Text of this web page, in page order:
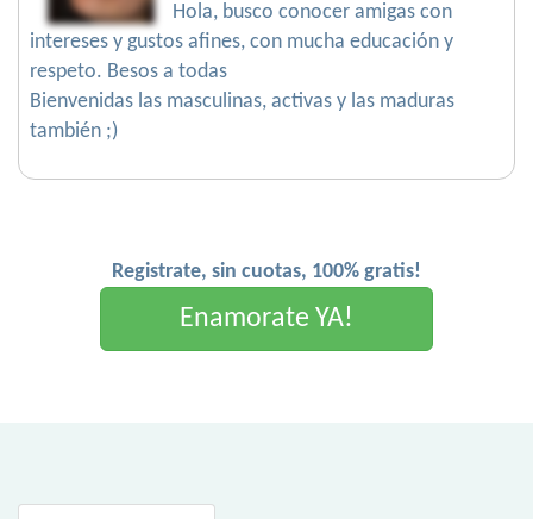
Hola, busco conocer amigas con
intereses y gustos afines, con mucha educación y
respeto. Besos a todas
Bienvenidas las masculinas, activas y las maduras
también ;)
Registrate, sin cuotas, 100% gratis!
Enamorate YA!